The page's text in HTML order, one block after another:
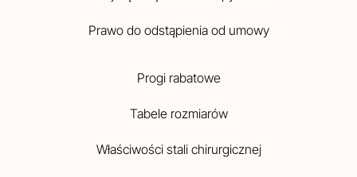
Prawo do odstąpienia od umowy
Progi rabatowe
Tabele rozmiarów
Właściwości stali chirurgicznej